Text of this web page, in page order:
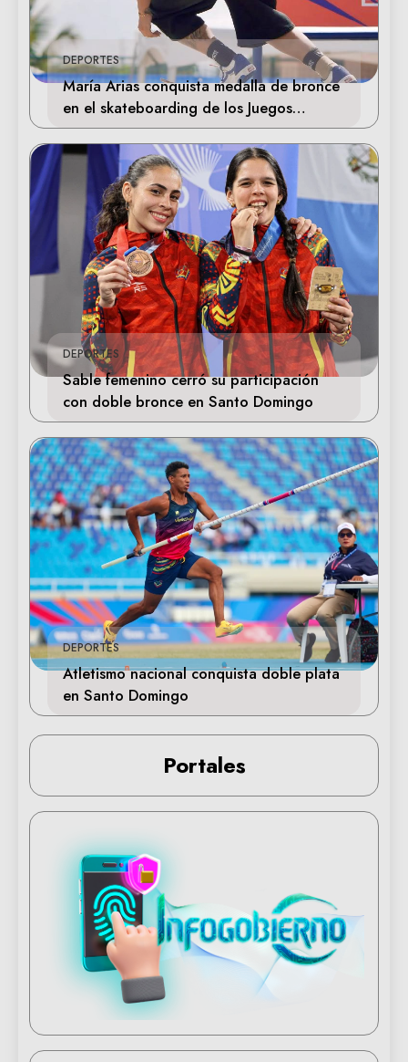
DEPORTES
María Arias conquista medalla de bronce
en el skateboarding de los Juegos
Centroamericanos
DEPORTES
Sable femenino cerró su participación
con doble bronce en Santo Domingo
DEPORTES
Atletismo nacional conquista doble plata
en Santo Domingo
Portales